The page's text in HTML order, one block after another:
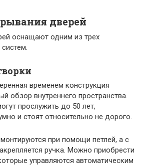
дверей
оснащают одним из трех
временем конструкция
обзор внутреннего пространства.
прослужить до 50 лет,
и стоят относительно не дорого.
при помощи петлей, а с
ручка. Можно приобрести
управляются автоматическим